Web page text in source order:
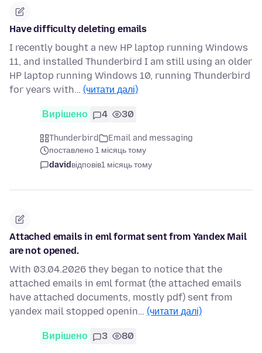
Have difficulty deleting emails
I recently bought a new HP laptop running Windows
11, and installed Thunderbird I am still using an older
HP laptop running Windows 10, running Thunderbird
for years with… (читати далі)
Вирішено 4 30
Thunderbird
Email and messaging
поставлено 1 місяць тому
davidвідповів1 місяць тому
Attached emails in eml format sent from Yandex Mail
are not opened.
With 03.04.2026 they began to notice that the
attached emails in eml format (the attached emails
have attached documents, mostly pdf) sent from
yandex mail stopped openin… (читати далі)
Вирішено 3 80